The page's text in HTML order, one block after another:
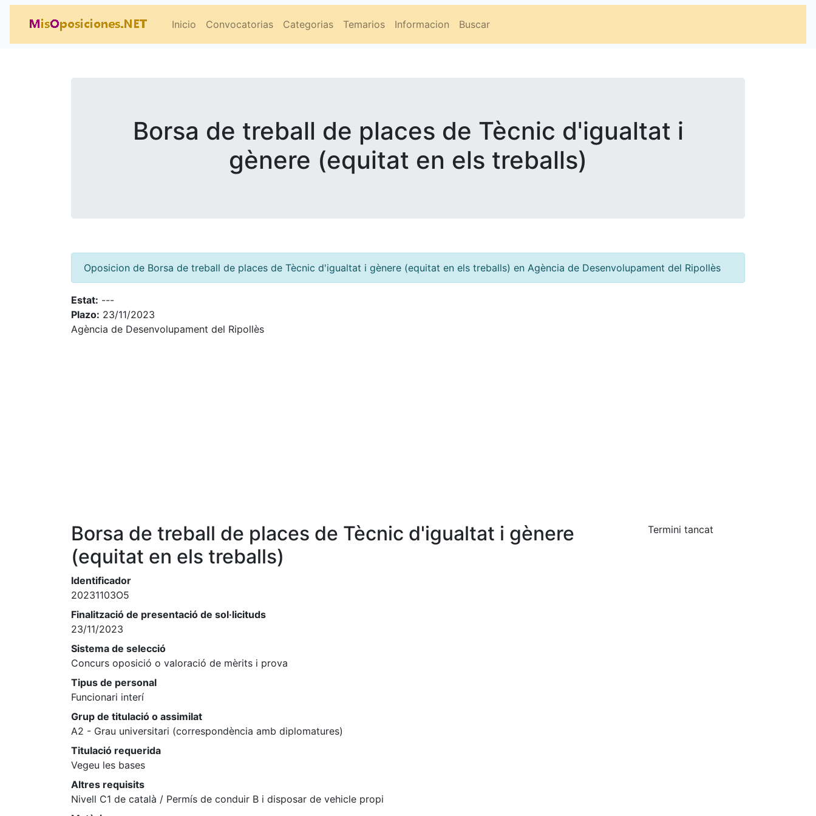
Inicio Convocatorias Categorias Temarios Informacion Buscar
Borsa de treball de places de Tècnic d'igualtat i
gènere (equitat en els treballs)
Oposicion de Borsa de treball de places de Tècnic d'igualtat i gènere (equitat en els treballs) en Agència de Desenvolupament del Ripollès
Estat: ---
Plazo: 23/11/2023
Agència de Desenvolupament del Ripollès
Borsa de treball de places de Tècnic d'igualtat i gènere
(equitat en els treballs)
Identificador
20231103O5
Finalització de presentació de sol·licituds
23/11/2023
Sistema de selecció
Concurs oposició o valoració de mèrits i prova
Tipus de personal
Funcionari interí
Grup de titulació o assimilat
A2 - Grau universitari (correspondència amb diplomatures)
Titulació requerida
Vegeu les bases
Altres requisits
Nivell C1 de català / Permís de conduir B i disposar de vehicle propi
Termini tancat